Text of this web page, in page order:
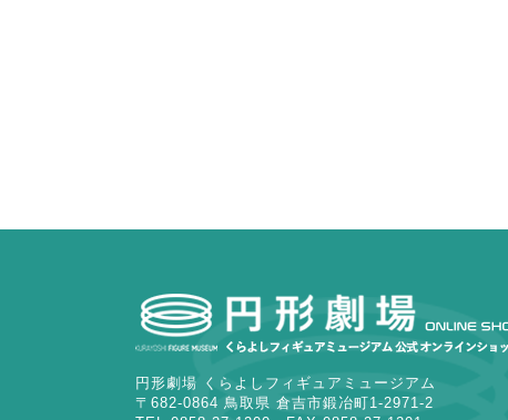
円形劇場 くらよしフィギュアミュージアム
〒682-0864 鳥取県 倉吉市鍛冶町1-2971-2